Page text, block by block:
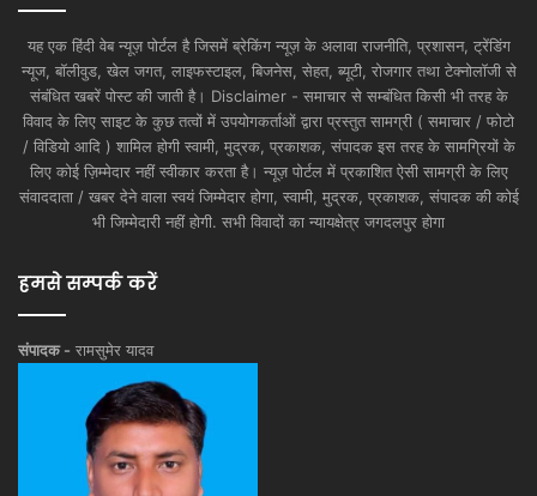
यह एक हिंदी वेब न्यूज़ पोर्टल है जिसमें ब्रेकिंग न्यूज़ के अलावा राजनीति, प्रशासन, ट्रेंडिंग
न्यूज, बॉलीवुड, खेल जगत, लाइफस्टाइल, बिजनेस, सेहत, ब्यूटी, रोजगार तथा टेक्नोलॉजी से
संबंधित खबरें पोस्ट की जाती है। Disclaimer - समाचार से सम्बंधित किसी भी तरह के
विवाद के लिए साइट के कुछ तत्वों में उपयोगकर्ताओं द्वारा प्रस्तुत सामग्री ( समाचार / फोटो
/ विडियो आदि ) शामिल होगी स्वामी, मुद्रक, प्रकाशक, संपादक इस तरह के सामग्रियों के
लिए कोई ज़िम्मेदार नहीं स्वीकार करता है। न्यूज़ पोर्टल में प्रकाशित ऐसी सामग्री के लिए
संवाददाता / खबर देने वाला स्वयं जिम्मेदार होगा, स्वामी, मुद्रक, प्रकाशक, संपादक की कोई
भी जिम्मेदारी नहीं होगी. सभी विवादों का न्यायक्षेत्र जगदलपुर होगा
हमसे सम्पर्क करें
संपादक - रामसुमेर यादव